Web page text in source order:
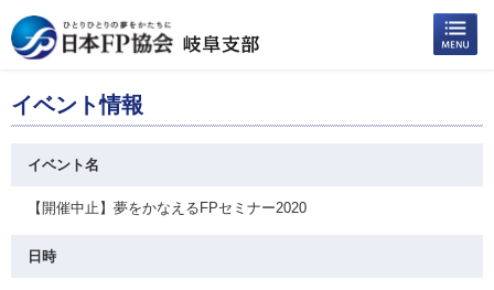
イベント情報
イベント名
【開催中止】夢をかなえるFPセミナー2020
日時